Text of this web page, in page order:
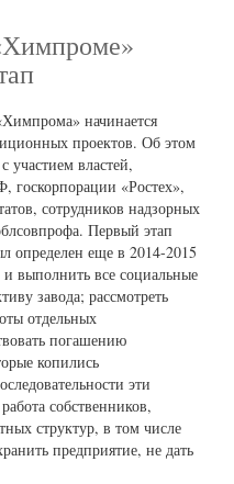
начинается
проектов. Об этом
участием властей,
госкорпорации «Ростех»,
сотрудников надзорных
Первый этап
определен еще в 2014-2015
выполнить все социальные
завода; рассмотреть
отдельных
погашению
копились
эти
собственников,
структур, в том числе
предприятие, не дать